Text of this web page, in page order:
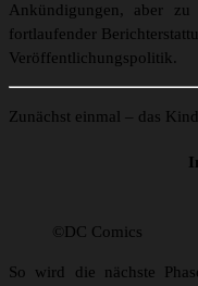
Ankündigungen, aber
fortlaufender
Veröffentlichungspolitik.
Zunächst einmal – das
©DC Comics
So wird die nächste